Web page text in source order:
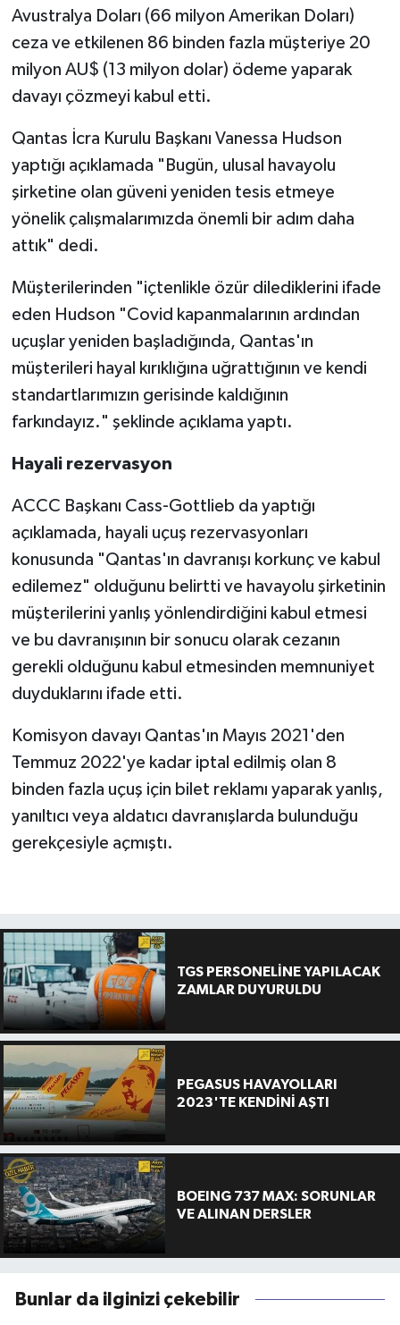
Avustralya Doları (66 milyon Amerikan Doları)
ceza ve etkilenen 86 binden fazla müşteriye 20
milyon AU$ (13 milyon dolar) ödeme yaparak
davayı çözmeyi kabul etti.
Qantas İcra Kurulu Başkanı Vanessa Hudson
yaptığı açıklamada "Bugün, ulusal havayolu
şirketine olan güveni yeniden tesis etmeye
yönelik çalışmalarımızda önemli bir adım daha
attık" dedi.
Müşterilerinden "içtenlikle özür dilediklerini ifade
eden Hudson "Covid kapanmalarının ardından
uçuşlar yeniden başladığında, Qantas'ın
müşterileri hayal kırıklığına uğrattığının ve kendi
standartlarımızın gerisinde kaldığının
farkındayız." şeklinde açıklama yaptı.
Hayali rezervasyon
ACCC Başkanı Cass-Gottlieb da yaptığı
açıklamada, hayali uçuş rezervasyonları
konusunda "Qantas'ın davranışı korkunç ve kabul
edilemez" olduğunu belirtti ve havayolu şirketinin
müşterilerini yanlış yönlendirdiğini kabul etmesi
ve bu davranışının bir sonucu olarak cezanın
gerekli olduğunu kabul etmesinden memnuniyet
duyduklarını ifade etti.
Komisyon davayı Qantas'ın Mayıs 2021'den
Temmuz 2022'ye kadar iptal edilmiş olan 8
binden fazla uçuş için bilet reklamı yaparak yanlış,
yanıltıcı veya aldatıcı davranışlarda bulunduğu
gerekçesiyle açmıştı.
TGS PERSONELİNE YAPILACAK
ZAMLAR DUYURULDU
PEGASUS HAVAYOLLARI
2023'TE KENDİNİ AŞTI
BOEING 737 MAX: SORUNLAR
VE ALINAN DERSLER
Bunlar da ilginizi çekebilir